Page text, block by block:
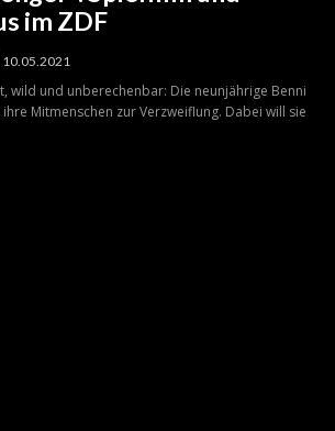
im ZDF
10.05.2021
wild und unberechenbar: Die neunjährige Benni
Mitmenschen zur Verzweiflung. Dabei will sie